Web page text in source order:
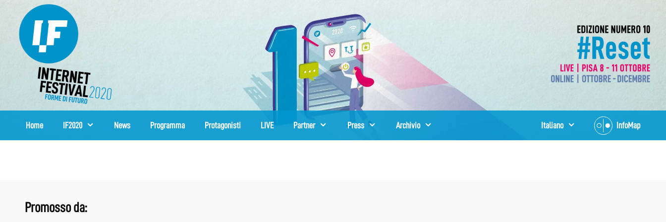
contenuto
Home IF2020 News Programma Protagonisti LIVE Partner Press Archivio InfoMap
Italiano
Promosso da: